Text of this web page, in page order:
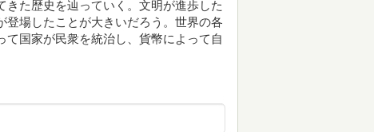
た歴史を辿っていく。文明が進歩した
場したことが大きいだろう。世界の各
国家が民衆を統治し、貨幣によって自